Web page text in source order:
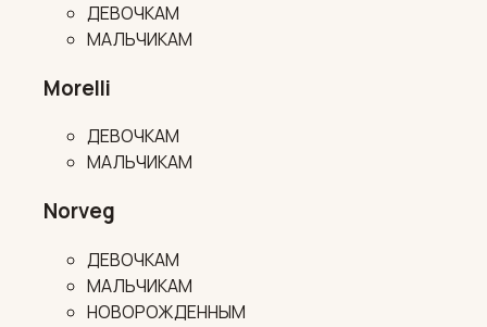
ДЕВОЧКАМ
МАЛЬЧИКАМ
Morelli
ДЕВОЧКАМ
МАЛЬЧИКАМ
Norveg
ДЕВОЧКАМ
МАЛЬЧИКАМ
НОВОРОЖДЕННЫМ